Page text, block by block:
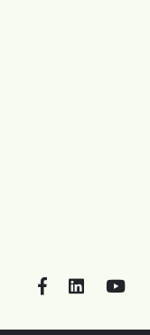
FacebookLinkedIn